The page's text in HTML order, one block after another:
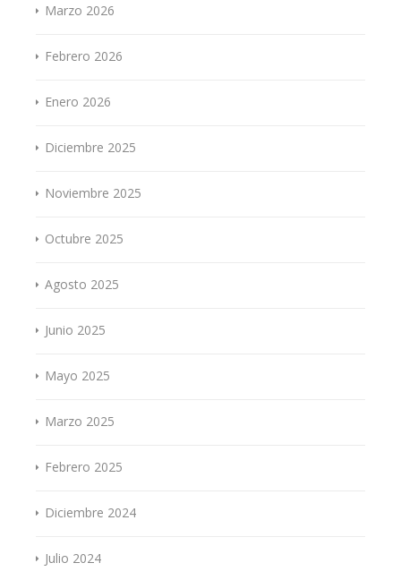
Marzo 2026
Febrero 2026
Enero 2026
Diciembre 2025
Noviembre 2025
Octubre 2025
Agosto 2025
Junio 2025
Mayo 2025
Marzo 2025
Febrero 2025
Diciembre 2024
Julio 2024